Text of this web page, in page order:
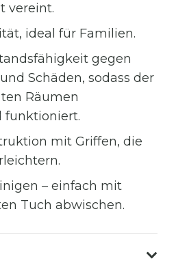
vereint.
ideal für Familien.
gegen
Schäden, sodass der
Räumen
funktioniert.
mit Griffen, die
– einfach mit
Tuch abwischen.